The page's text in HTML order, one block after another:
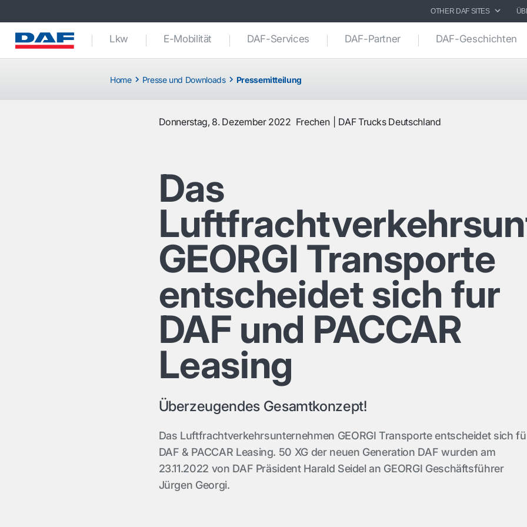
OTHER DAF SITES
Lkw E-Mobilität DAF-Services DAF-Partner DAF-Geschichten
Home Presse und Downloads Pressemitteilung
Donnerstag, 8. Dezember 2022 Frechen DAF Trucks Deutschland
Das
GEORGI Transporte
entscheidet sich fur
DAF und PACCAR
Leasing
Überzeugendes Gesamtkonzept!
Das Luftfrachtverkehrsunternehmen GEORGI Transporte entscheidet sich
DAF & PACCAR Leasing. 50 XG der neuen Generation DAF wurden am
23.11.2022 von DAF Präsident Harald Seidel an GEORGI Geschäftsführer
Jürgen Georgi.